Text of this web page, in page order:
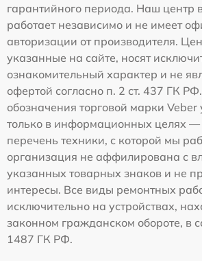
гарантийного периода. Наш центр
работает независимо и не имеет
авторизации от производителя.
указанные на сайте, носят
ознакомительный характер и не
офертой согласно п. 2 ст. 437 ГК
обозначения торговой марки
только в информационных целях —
перечень техники, с которой мы
организация не аффилирована с
указанных товарных знаков и не
интересы. Все виды ремонтных
исключительно на устройствах,
законном гражданском обороте, в
1487 ГК РФ.